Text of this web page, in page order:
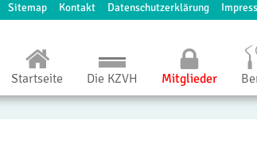
Sitemap Kontakt Datenschutzerklärung
Startseite Die KZVH Mitglieder